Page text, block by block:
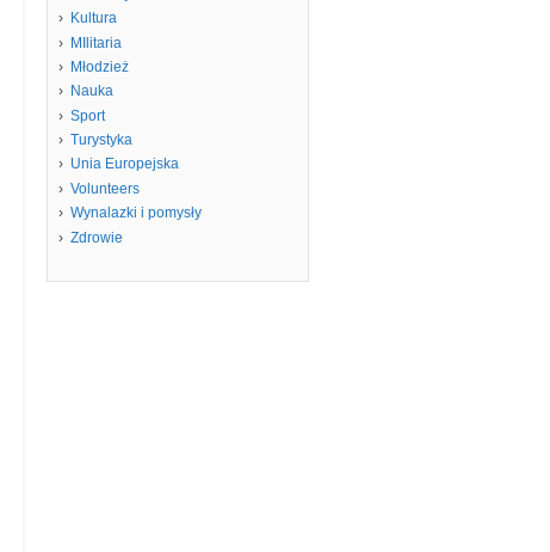
Kultura
MIlitaria
Młodzież
Nauka
Sport
Turystyka
Unia Europejska
Volunteers
Wynalazki i pomysły
Zdrowie